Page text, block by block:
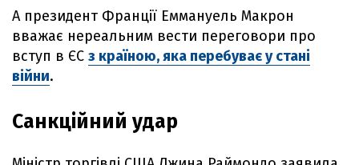
А президент Франції Еммануель Макрон
вважає нереальним вести переговори про
вступ в ЄС з країною, яка перебуває у стані
війни.
Санкційний удар